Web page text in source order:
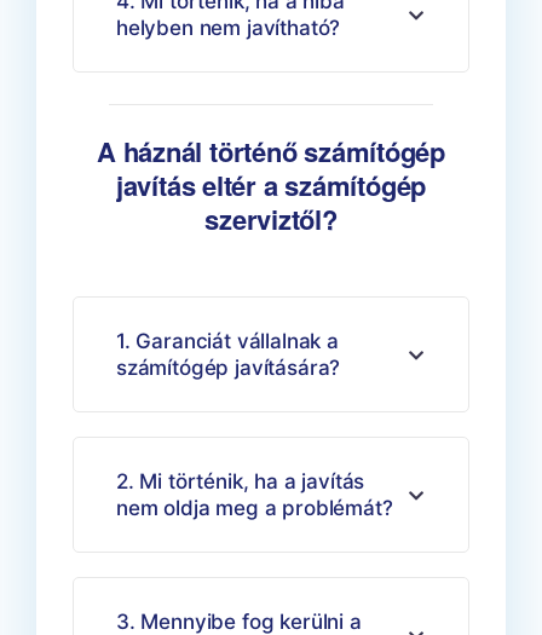
helyben nem javítható?
A háznál történő számítógép
javítás eltér a számítógép
szerviztől?
1. Garanciát vállalnak a
számítógép javítására?
2. Mi történik, ha a javítás
nem oldja meg a problémát?
3. Mennyibe fog kerülni a